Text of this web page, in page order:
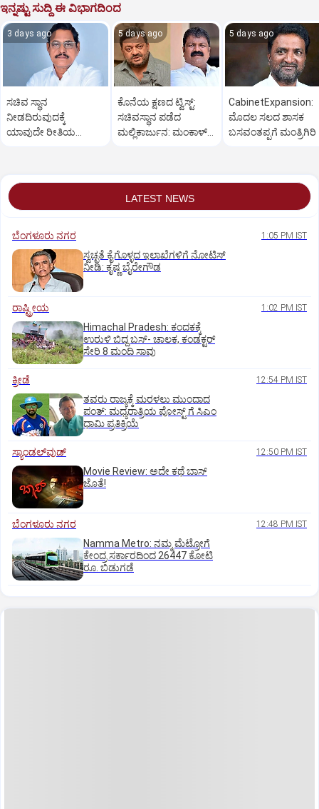
ಇನ್ನಷ್ಟು ಸುದ್ದಿ ಈ ವಿಭಾಗದಿಂದ
3 days ago
ಸಚಿವ ಸ್ಥಾನ
ನೀಡದಿರುವುದಕ್ಕೆ
ಯಾವುದೇ ರೀತಿಯ
5 days ago
ಕೊನೆಯ ಕ್ಷಣದ ಟ್ವಿಸ್ಟ್:
ಸಚಿವಸ್ಥಾನ ಪಡೆದ
ಮಲ್ಲಿಕಾರ್ಜುನ: ಮಂಕಾಳ್‌
5 days ago
CabinetExpansion:
ಮೊದಲ ಸಲದ ಶಾಸಕ
ಬಸವಂತಪ್ಪಗೆ ಮಂತ್ರಿಗಿರಿ
LATEST NEWS
ಬೆಂಗಳೂರು ನಗರ 1:05 PM IST
ಸ್ವಚ್ಛತೆ ಕೈಗೊಳ್ಳದ ಇಲಾಖೆಗಳಿಗೆ ನೋಟಿಸ್‌
ನೀಡಿ: ಕೃಷ್ಣ ಬೈರೇಗೌಡ
ರಾಷ್ಟ್ರೀಯ 1:02 PM IST
Himachal Pradesh: ಕಂದಕಕ್ಕೆ
ಉರುಳಿ ಬಿದ್ದ ಬಸ್-‌ ಚಾಲಕ, ಕಂಡಕ್ಟರ್‌
ಸೇರಿ 8 ಮಂದಿ ಸಾವು
ಕ್ರೀಡೆ 12:54 PM IST
ತವರು ರಾಜ್ಯಕ್ಕೆ ಮರಳಲು ಮುಂದಾದ
ಪಂತ್:‌ ಮಧ್ಯರಾತ್ರಿಯ ಪೋಸ್ಟ್‌ ಗೆ ಸಿಎಂ
ಧಾಮಿ ಪ್ರತಿಕ್ರಿಯೆ
ಸ್ಯಾಂಡಲ್‌ವುಡ್‌ 12:50 PM IST
Movie Review: ಅದೇ ಕಥೆ ಬಾಸ್‌
ಜೊತೆ!
ಬೆಂಗಳೂರು ನಗರ 12:48 PM IST
Namma Metro: ನಮ್ಮ ಮೆಟ್ರೋಗೆ
ಕೇಂದ್ರ ಸರ್ಕಾರದಿಂದ 26447 ಕೋಟಿ
ರೂ. ಬಿಡುಗಡೆ